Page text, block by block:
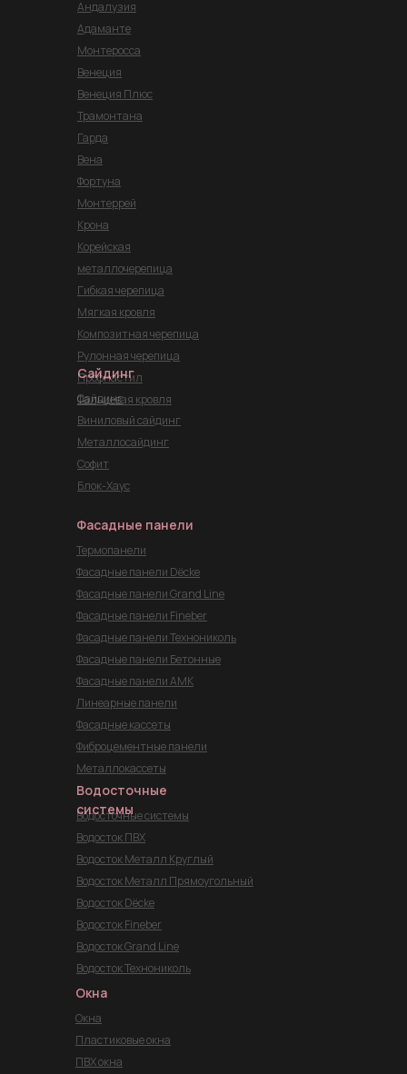
Сайдинг
Андалузия
Адаманте
Монтеросса
Венеция
Венеция Плюс
Трамонтана
Гарда
Вена
Фортуна
Монтеррей
Крона
Корейская
металлочерепица
Гибкая черепица
Мягкая кровля
Композитная черепица
Рулонная черепица
Профнастил
Фальцевая кровля
Сайдинг
Виниловый сайдинг
Металлосайдинг
Софит
Блок-Хаус
Фасадные панели
Термопанели
Фасадные панели Dёcke
Фасадные панели Grand Line
Фасадные панели Fineber
Фасадные панели Технониколь
Фасадные панели Бетонные
Фасадные панели АМК
Линеарные панели
Фасадные кассеты
Фиброцементные панели
Металлокассеты
Водосточные
системы
Водосточные системы
Водосток ПВХ
Водосток Металл Круглый
Водосток Металл Прямоугольный
Водосток Dёcke
Водосток Fineber
Водосток Grand Line
Водосток Технониколь
Окна
Окна
Пластиковые окна
ПВХ окна